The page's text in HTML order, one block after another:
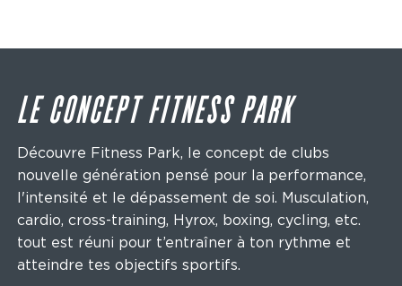
LE CONCEPT FITNESS PARK
Découvre Fitness Park, le concept de clubs
nouvelle génération pensé pour la performance,
l'intensité et le dépassement de soi. Musculation,
cardio, cross-training, Hyrox, boxing, cycling, etc.
tout est réuni pour t’entraîner à ton rythme et
atteindre tes objectifs sportifs.